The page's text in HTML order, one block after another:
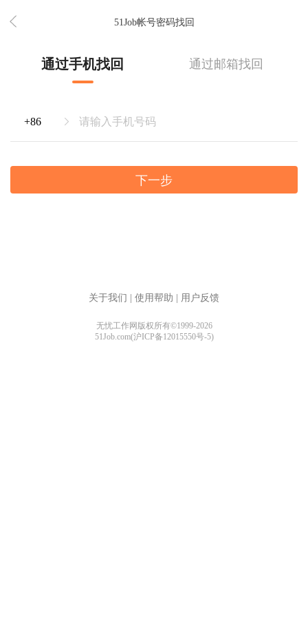
51Job帐号密码找回
通过手机找回 通过邮箱找回
下一步
关于我们 使用帮助 用户反馈
无忧工作网版权所有©1999-2026
51Job.com(沪ICP备12015550号-5)